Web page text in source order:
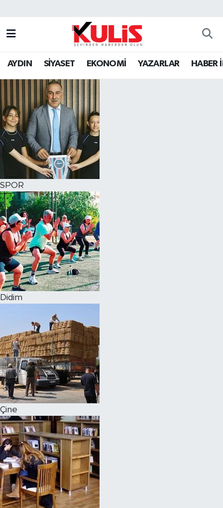
AYDIN SİYASET EKONOMİ YAZARLAR HABER
SPOR
Didim
Çine